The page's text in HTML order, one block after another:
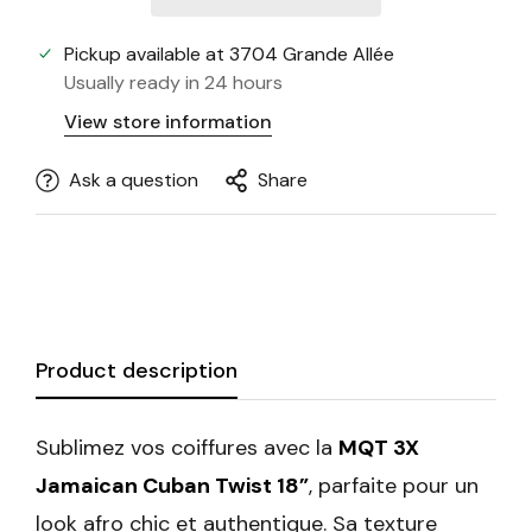
Pickup available at 3704 Grande Allée
Usually ready in 24 hours
View store information
Ask a question Share
Product description
Sublimez vos coiffures avec la MQT 3X
Jamaican Cuban Twist 18”, parfaite pour un
look afro chic et authentique. Sa texture